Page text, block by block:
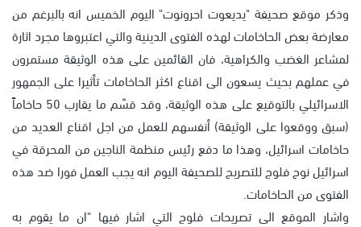
وذكر موقع صحيفة "يديعوت احرونوت" اليوم الخميس انه بالبرغم من
معارضة بعض الحاخامات لهذه الفتوى الدينية والتي اعتبروها مجرد اثارة
لمشاعر الغضب والكراهية، فان القائمين على هذه الوثيقة مستمرون
في عملهم بحيث يسعون الى اقناع اكثر الحاخامات تأثيرا على الجمهور
الاسرائيلي بالتوقيع على هذه الوثيقة، وقد قسّم ما يقارب 50 حاخاماً
(سبق ووقعوا على الوثيقة) أنفسهم للعمل من اجل اقناع العديد من
حاخامات اسرائيل، وهذا ما دفع رئيس منظمة الناجين من المحرقة في
اسرائيل نوح فلوج للتصريح للصحيفة اليوم انه يجب العمل فورا ضد هذه
الفتوى من الحاخامات.
واشار الموقع الى تصريحات فلوج التي اشار فيها "ان ما يقوم به